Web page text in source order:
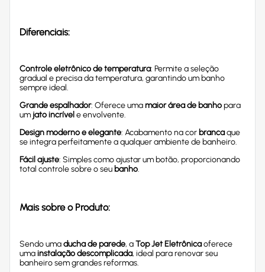
Diferenciais:
Controle eletrônico de temperatura: Permite a seleção
gradual e precisa da temperatura, garantindo um banho
sempre ideal.
Grande espalhador: Oferece umamaior área de banhopara
um jato incrível e envolvente.
Design moderno e elegante: Acabamento na cor brancaque
se integra perfeitamente a qualquer ambiente de banheiro.
Fácil ajuste: Simples como ajustar um botão, proporcionando
total controle sobre o seu banho.
Mais sobre o Produto:
Sendo umaducha de parede, aTop Jet Eletrônicaoferece
umainstalação descomplicada, ideal para renovar seu
banheiro sem grandes reformas.